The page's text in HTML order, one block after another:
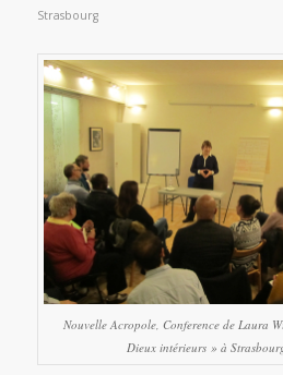
Strasbourg
Nouvelle Acropole, Conference de Laura
Dieux intérieurs » à